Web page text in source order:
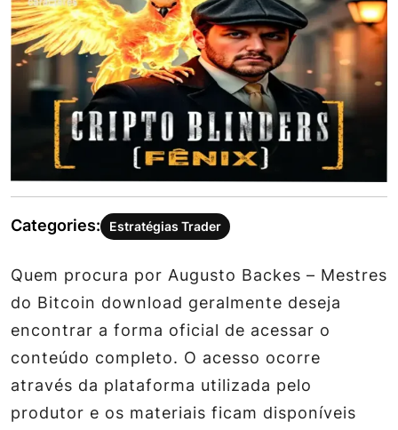
Categories: Estratégias Trader
Quem procura por Augusto Backes – Mestres
do Bitcoin download geralmente deseja
encontrar a forma oficial de acessar o
conteúdo completo. O acesso ocorre
através da plataforma utilizada pelo
produtor e os materiais ficam disponíveis